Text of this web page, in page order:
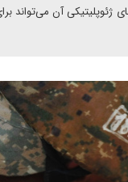
ژئوپلیتیکی آن می‌تواند